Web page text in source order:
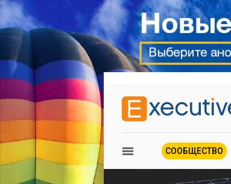
СООБЩЕСТВО